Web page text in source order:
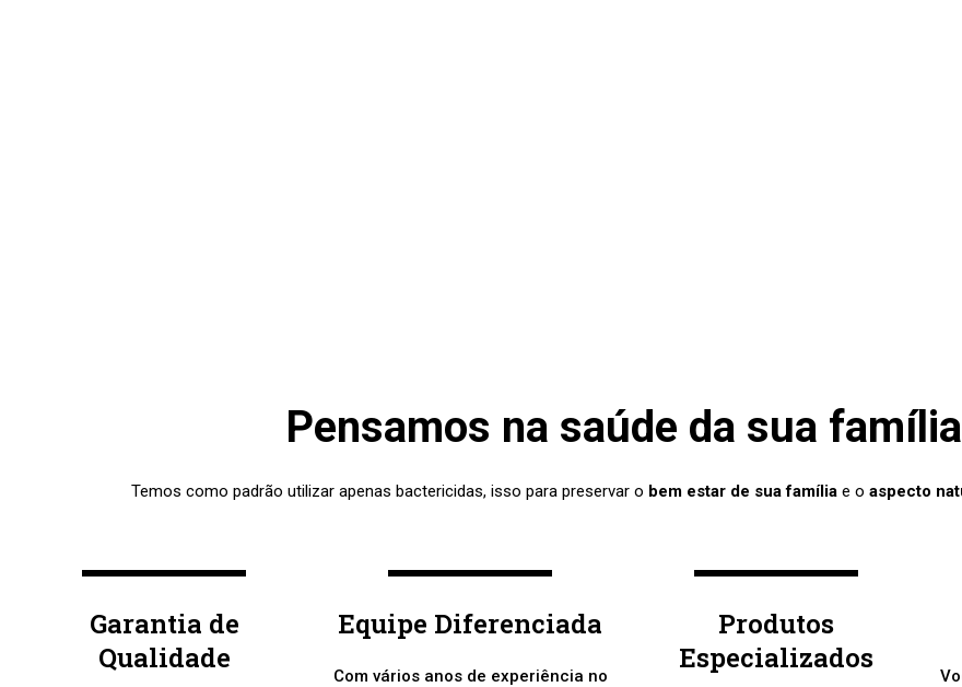
Pensamos na saúde da sua família
Temos como padrão utilizar apenas bactericidas, isso para preservar o bem estar de sua famíliae o aspecto
Garantia de
Qualidade
Equipe Diferenciada
Com vários anos de experiência no
Produtos
Especializados